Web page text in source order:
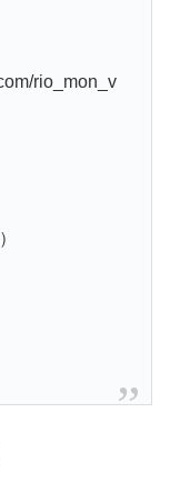
rio_mon_v